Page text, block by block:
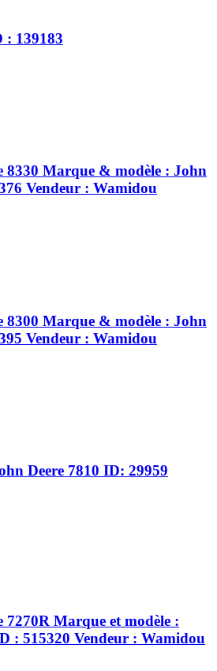
: 139183
8330 Marque & modèle : John
Vendeur : Wamidou
8300 Marque & modèle : John
Vendeur : Wamidou
Deere 7810 ID: 29959
7270R Marque et modèle :
: 515320 Vendeur : Wamidou